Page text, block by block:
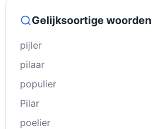
Gelijksoortige woorden
pĳler
pilaar
populier
Pilar
poelier